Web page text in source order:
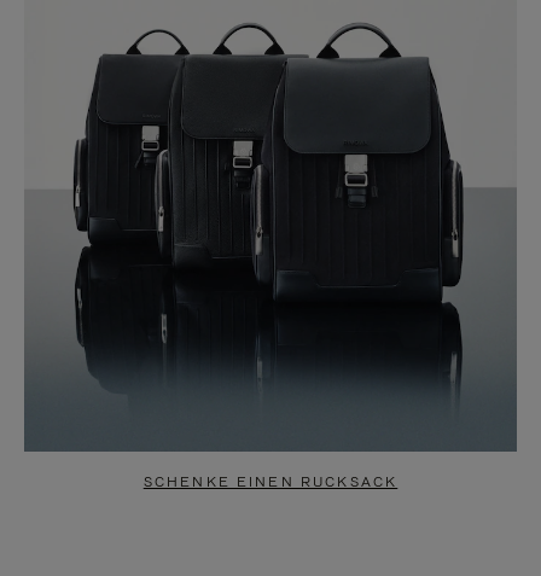
SCHENKE EINEN RUCKSACK